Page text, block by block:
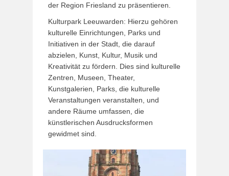
der Region Friesland zu präsentieren.
Kulturpark Leeuwarden: Hierzu gehören
kulturelle Einrichtungen, Parks und
Initiativen in der Stadt, die darauf
abzielen, Kunst, Kultur, Musik und
Kreativität zu fördern. Dies sind kulturelle
Zentren, Museen, Theater,
Kunstgalerien, Parks, die kulturelle
Veranstaltungen veranstalten, und
andere Räume umfassen, die
künstlerischen Ausdrucksformen
gewidmet sind.